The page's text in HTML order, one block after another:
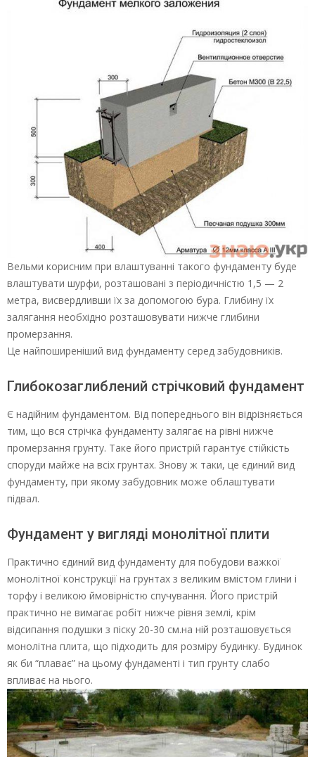
Вельми корисним при влаштуванні такого фундаменту буде
влаштувати шурфи, розташовані з періодичністю 1,5 — 2
метра, висвердливши їх за допомогою бура. Глибину їх
залягання необхідно розташовувати нижче глибини
промерзання.
Це найпоширеніший вид фундаменту серед забудовників.
Глибокозаглиблений стрічковий фундамент
Є надійним фундаментом. Від попереднього він відрізняється
тим, що вся стрічка фундаменту залягає на рівні нижче
промерзання грунту. Таке його пристрій гарантує стійкість
споруди майже на всіх грунтах. Знову ж таки, це єдиний вид
фундаменту, при якому забудовник може облаштувати
підвал.
Фундамент у вигляді монолітної плити
Практично єдиний вид фундаменту для побудови важкої
монолітної конструкції на грунтах з великим вмістом глини і
торфу і великою ймовірністю спучування. Його пристрій
практично не вимагає робіт нижче рівня землі, крім
відсипання подушки з піску 20-30 см.на ній розташовується
монолітна плита, що підходить для розміру будинку. Будинок
як би “плаває” на цьому фундаменті і тип грунту слабо
впливає на нього.